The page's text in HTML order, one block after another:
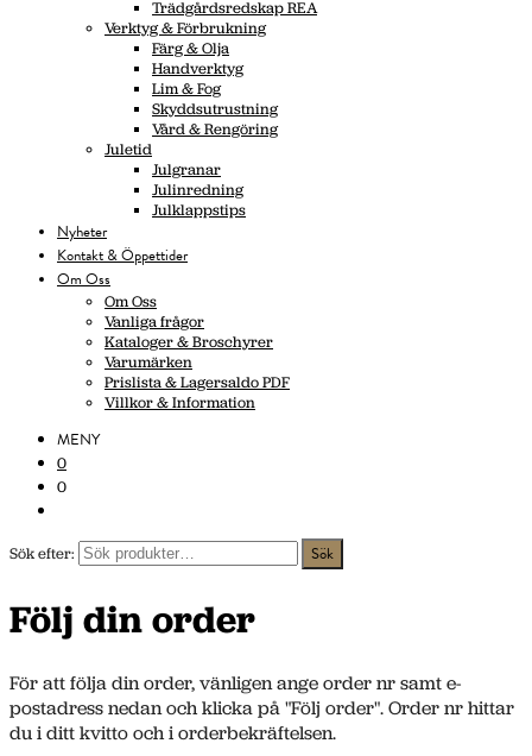
Trädgårdsredskap REA
Verktyg & Förbrukning
Färg & Olja
Handverktyg
Lim & Fog
Skyddsutrustning
Vård & Rengöring
Juletid
Julgranar
Julinredning
Julklappstips
Nyheter
Kontakt & Öppettider
Om Oss
Om Oss
Vanliga frågor
Kataloger & Broschyrer
Varumärken
Prislista & Lagersaldo PDF
Villkor & Information
MENY
0
0
Sök efter:
Följ din order
För att följa din order, vänligen ange order nr samt e-
postadress nedan och klicka på "Följ order". Order nr hittar
du i ditt kvitto och i orderbekräftelsen.